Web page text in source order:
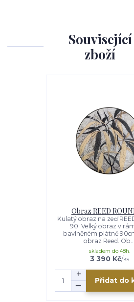
Související
zboží
Obraz REED
Kulatý obraz na zeď
90. Velký obraz v
bavlněném plátně
obraz Reed. Ob...
3 390 Kč/ks
skladem do 48h.
Přidat do